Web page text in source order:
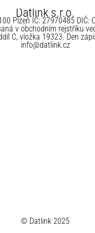
Datlink s.r.o.
Plzeň IČ: 27970485 DIČ:
v obchodním rejstříku
C, vložka 19323. Den
info@datlink.cz
© Datlink 2025